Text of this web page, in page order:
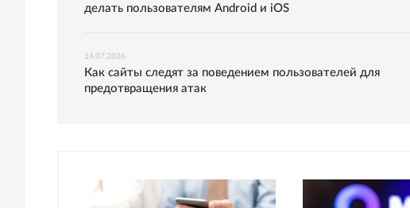
делать пользователям Android и iOS
14.07.2026
Как сайты следят за поведением пользователей для
предотвращения атак